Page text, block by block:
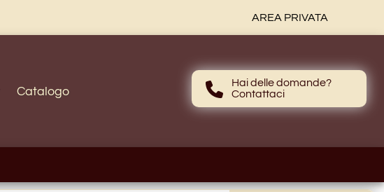
AREA PRIVATA
Catalogo Contattaci
Hai delle domande?
Contattaci